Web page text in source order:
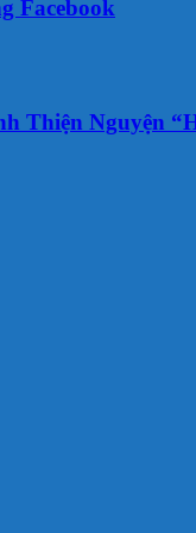
Facebook
Thiện Nguyện